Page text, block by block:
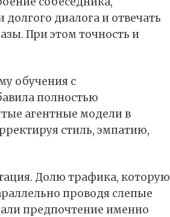
диалога и отвечать
При этом точность и
обучения с
полностью
агентные модели в
стиль, эмпатию,
Долю трафика, которую
проводя слепые
предпочтение именно